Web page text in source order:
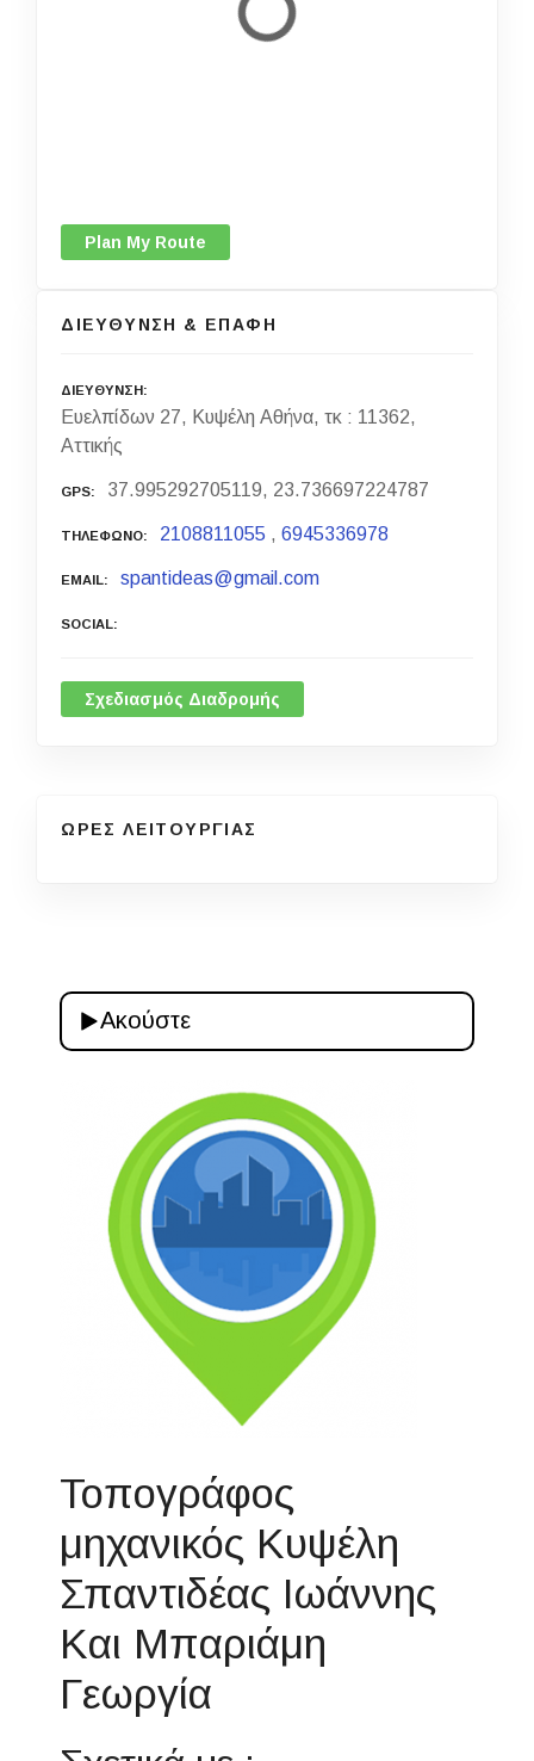
Plan My Route
ΔΙΕΥΘΥΝΣΗ & ΕΠΑΦΗ
ΔΙΕΥΘΥΝΣΗ
Ευελπίδων 27, Κυψέλη Αθήνα, τκ : 11362,
Αττικής
GPS 37.995292705119, 23.736697224787
ΤΗΛΕΦΩΝΟ 2108811055 ,6945336978
EMAIL spantideas@gmail.com
SOCIAL
Σχεδιασμός Διαδρομής
ΩΡΕΣ ΛΕΙΤΟΥΡΓΙΑΣ
Ακούστε
Τοπογράφος
μηχανικός Κυψέλη
Σπαντιδέας Ιωάννης
Και Μπαριάμη
Γεωργία